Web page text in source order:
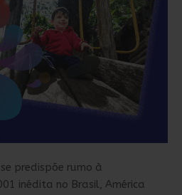
predispõe rumo à
inédita no Brasil, América